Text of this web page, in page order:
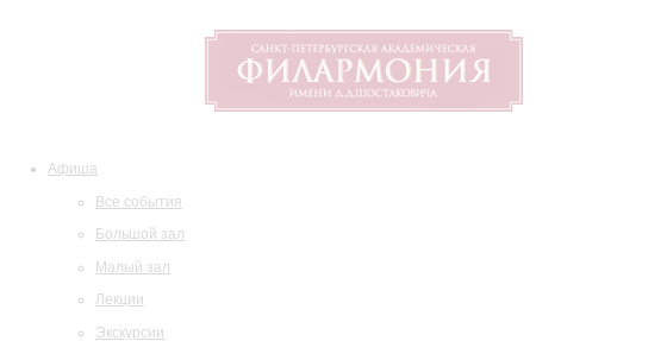
Афиша
Все события
Большой зал
Малый зал
Лекции
Экскурсии